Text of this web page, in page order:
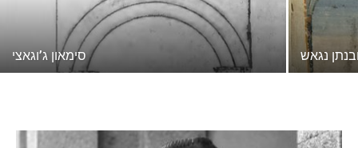
סימאון ג’וגאצי נגאש